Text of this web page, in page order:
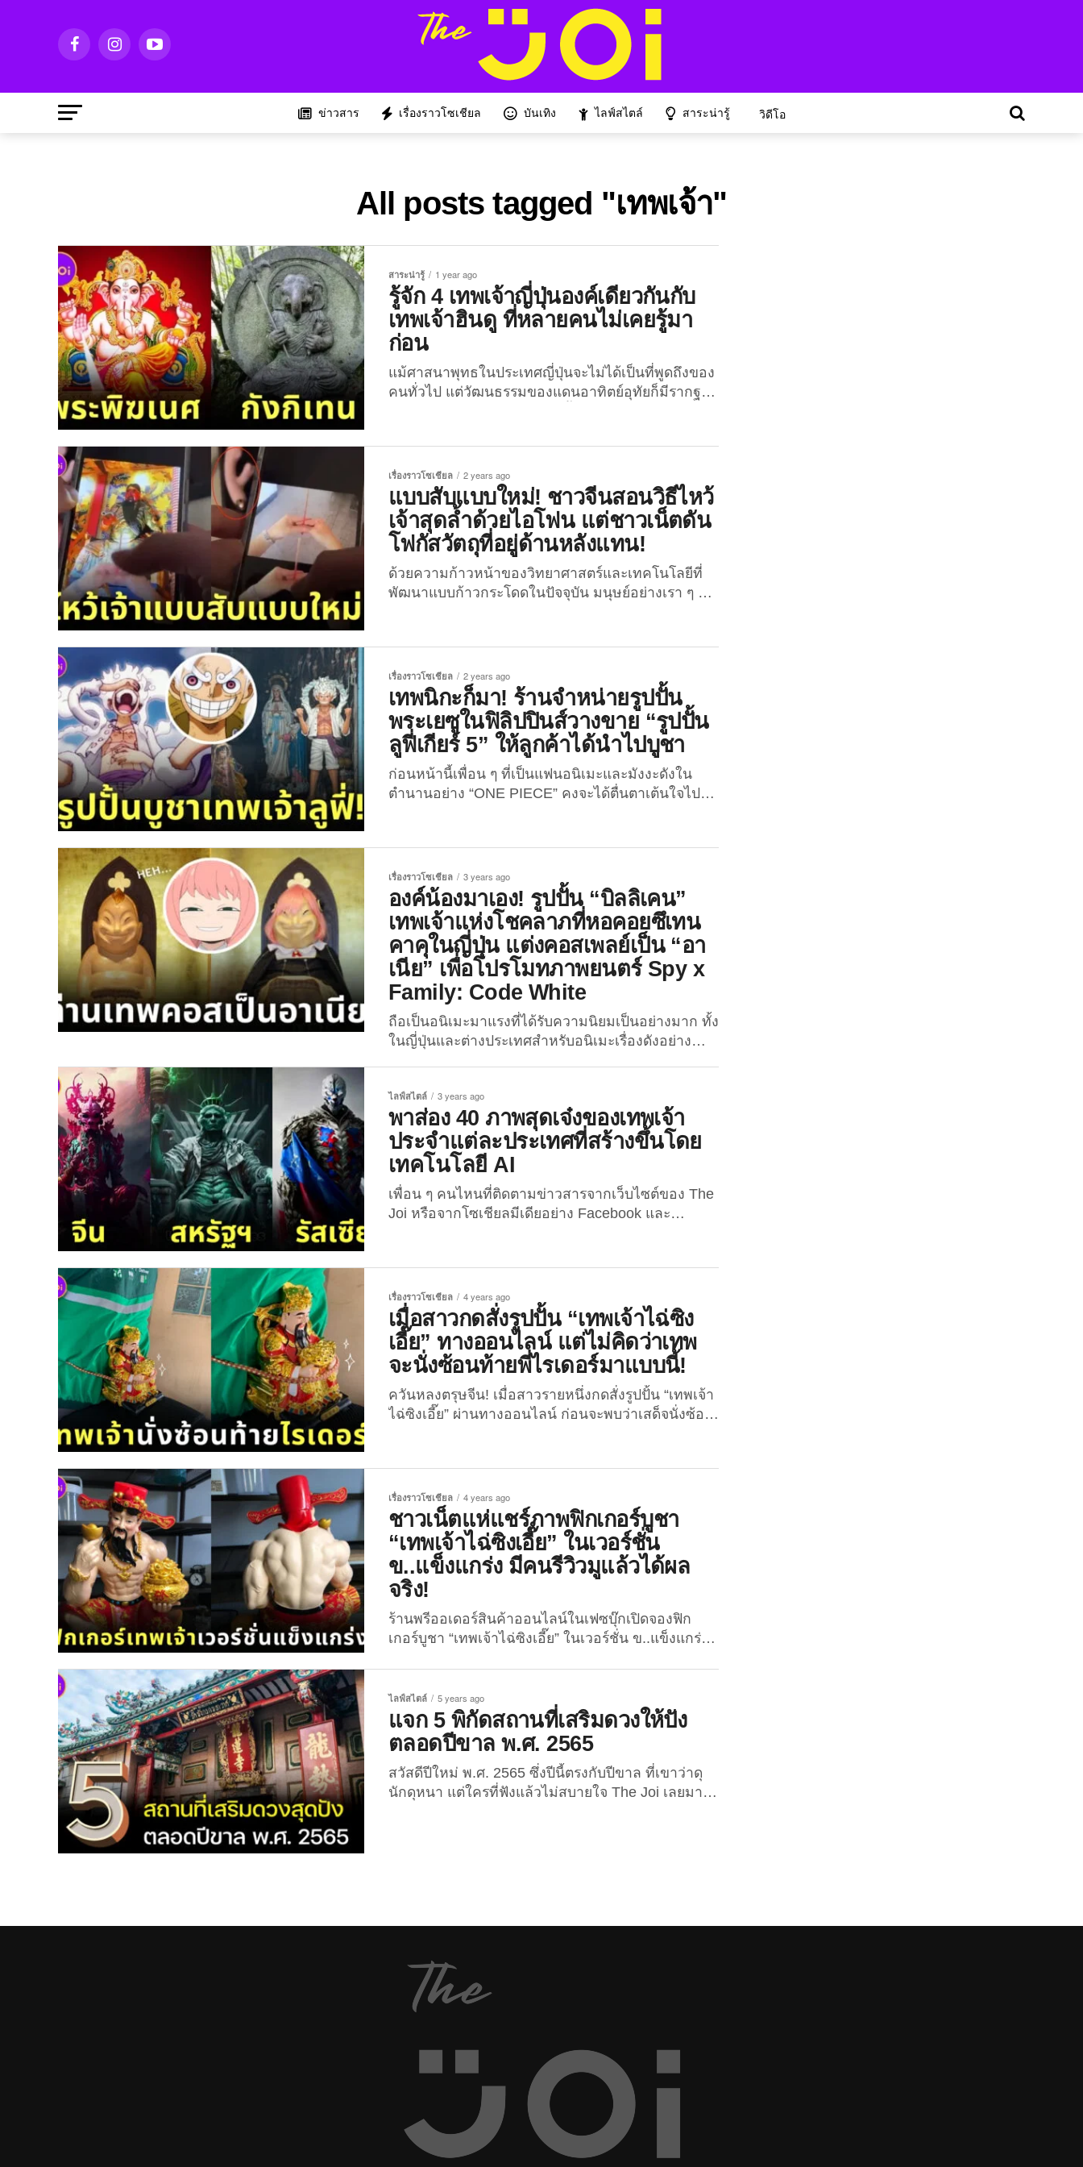
ข่าวสาร เรื่องราวโซเชียล บันเทิง ไลฟ์สไตล์ สาระน่ารู้ วิดีโอ
All posts tagged "เทพเจ้า"
สาระน่ารู้ 1 year ago
รู้จัก 4 เทพเจ้าญี่ปุ่นองค์เดียวกันกับ
เทพเจ้าฮินดู ที่หลายคนไม่เคยรู้มา
ก่อน
แม้ศาสนาพุทธในประเทศญี่ปุ่นจะไม่ได้เป็นที่พูดถึงของ
คนทั่วไป แต่วัฒนธรรมของแดนอาทิตย์อุทัยก็มีรากฐาน
จากข้อมูลล่าสุดของกรมเอเชียตะวันออก กระทรวงการ
ต่างประเทศของประเทศไทย ก็ยังพบว่าแม้เวลาจะผ่าน
มาหลายศตวรรษ แต่คนญี่ปุ่นในปัจจุบันก็ยังคงนับถือ
ศาสนาชินโตเป็นอันดับ 1 (ร้อยละ 70.5) รองลงมาคือ
ศาสนาพุทธ (ร้อยละ 67.2) และศาสนาคริสต์ (ร้อยละ
1.5) ตามลำดับ ด้วยเหตุนี้ จึงทำให้ชาวญี่ปุ่นเชื่อมโยง
ความเชื่อของพุทธศาสนาบางส่วนเข้าผสมผสานกับ
ปรัชญาหลักคำสอนของศาสนาชินโตพื้นบ้าน เช่น
ความเชื่อในเรื่องของพระโพธิสัตว์และทวยเทพใน
ชินโต ซึ่งมีหลายองค์ด้วยกัน...
เรื่องราวโซเชียล 2 years ago
แบบสับแบบใหม่! ชาวจีนสอนวิธีไหว้
เจ้าสุดล้ำด้วยไอโฟน แต่ชาวเน็ตดัน
โฟกัสวัตถุที่อยู่ด้านหลังแทน!
ด้วยความก้าวหน้าของวิทยาศาสตร์และเทคโนโลยีที่
พัฒนาแบบก้าวกระโดดในปัจจุบัน มนุษย์อย่างเรา ๆ ก็
แค่ปลายนิ้ว โดยใช้โทรศัพท์มือถือเพียงเครื่องเดียว!
ย้อนกลับไปเมื่อช่วงต้นปี 2023 คลิปวิดีโอคลิปหนึ่งได้
ถูกโพสต์ลงในกลุ่มเฟซบุ๊ก 好fashion呀你 (คุณเป็นคน
ทันสมัยมาก) และกลายเป็นไวรัลขึ้นมาบนโลกออนไลน์
โดยเป็นคลิปวิดีโอสอนไหว้เจ้าแบบสับแบบใหม่ โดยใช้
ฟีเจอร์ตัดภาพบนไอโฟนในการลบภาพพื้นหลังของรูป
มือที่ถือธูปอยู่ หลังจากนั้นก็มาถึงขั้นตอนที่ศักดิ์สิทธิ์
ที่สุด โดยเจ้าของคลิปได้กดรูปมือที่ถือธูปนี้ค้างไว้ และ
สะดวกสบายสุด ๆ และยังเป็นมิตรต่อสิ่งแวดล้อมอีก
เรื่องราวโซเชียล 2 years ago
เทพนิกะก็มา! ร้านจำหน่ายรูปปั้น
พระเยซูในฟิลิปปินส์วางขาย “รูปปั้น
ลูฟี่เกียร์ 5” ให้ลูกค้าได้นำไปบูชา
ก่อนหน้านี้เพื่อน ๆ ที่เป็นแฟนอนิเมะและมังงะดังใน
ตำนานอย่าง “ONE PIECE” คงจะได้ตื่นตาเต้นใจไปกับ
การ์ตูนชาวฟิลิปปินส์จะทำถึงยิ่งกว่าเดิม ด้วยการวาง
จำหน่ายรูปปั้นลูฟี่ร่างเทพนิกะให้ลูกค้าได้นำไปตั้งบูชา
ที่บ้าน! เมื่อวันที่ 26 มีนาคมที่ผ่านมา ผู้ใช้บัญชี
Reddit ชาวฟิลิปปินส์ชื่อ @jarheadd ได้แชร์ภาพถ่าย
บริเวณหน้าร้านขายอุปกรณ์สำหรับพิธีกรรมทางศาสนา
รวมไปถึงรูปปั้นของบุคคลสำคัญในศาสนาคริสต์ แต่
ความพีคมันอยู่ตรงที่มีรูปปั้นอยู่ตัวหนึ่งที่ตั้งเนียนอยู่ใกล้
ๆ...
เรื่องราวโซเชียล 3 years ago
องค์น้องมาเอง! รูปปั้น “บิลลิเคน”
เทพเจ้าแห่งโชคลาภที่หอคอยซึเทน
คาคุในญี่ปุ่น แต่งคอสเพลย์เป็น “อา
เนีย” เพื่อโปรโมทภาพยนตร์ Spy x
Family: Code White
ถือเป็นอนิเมะมาแรงที่ได้รับความนิยมเป็นอย่างมาก ทั้ง
ในญี่ปุ่นและต่างประเทศสำหรับอนิเมะเรื่องดังอย่าง
ธันวาคมที่จะถึงนี้ ทำให้มีแคมเปญโปรโมทภาพยนตร์ที่
น่าสนใจตามสถานที่ต่าง ๆ ออกมาให้แฟน ๆ ได้ชมกัน
มากมาย อย่างไรก็ตาม อีกหนึ่งแคมเปญที่กลายเป็น
ไวรัลและได้รับความสนใจอย่างล้นหลาม คงหนีไม่พ้น
การโปรโมทภาพยนตร์เรื่องดังกล่าวที่ “จุดชมวิวหอคอย
ซึเทนคาคุ” (Tsutenkaku...
ไลฟ์สไตล์ 3 years ago
พาส่อง 40 ภาพสุดเจ๋งของเทพเจ้า
ประจำแต่ละประเทศที่สร้างขึ้นโดย
เทคโนโลยี AI
เพื่อน ๆ คนไหนที่ติดตามข่าวสารจากเว็บไซต์ของ The
Joi หรือจากโซเชียลมีเดียอย่าง Facebook และ
หรือเป็นวายร้ายตัวฉกาจในโลกแอนิเมชั่นสุดคูลกันไป
แล้ว สำหรับบทความนี้ The Joi จะพาทุกคนไปส่องผล
งานศิลปะจาก AI ของศิลปินดิจิทัลชาวอินเดียที่ชื่อว่า
“ชาอิค ซาเมียร์ (Shaik Sameer)” ชายชาวอินเดียที่ชื่น
ชอบเทคโนโลยี,...
เรื่องราวโซเชียล 4 years ago
เมื่อสาวกดสั่งรูปปั้น “เทพเจ้าไฉ่ซิง
เอี๊ย” ทางออนไลน์ แต่ไม่คิดว่าเทพ
จะนั่งซ้อนท้ายพี่ไรเดอร์มาแบบนี้!
ควันหลงตรุษจีน! เมื่อสาวรายหนึ่งกดสั่งรูปปั้น “เทพเจ้า
ไฉ่ซิงเอี๊ย” ผ่านทางออนไลน์ ก่อนจะพบว่าเสด็จนั่งซ้อน
ตรุษจีน สำหรับเรื่องราวการสั่งซื้อของผ่านพี่ไรเดอร์
ของผู้ใช้งานทวิตเตอร์แอคเคาท์ @i_gubgibth ที่ได้
ออกมาแชร์โมเมนต์ขำขันประมาณว่า เธอได้กดสั่งรูป
ปั้น “เทพเจ้าไฉ่ซิงเอี๊ย” ผ่านทางออนไลน์ โดยทางร้านก็
แจ้งว่าเหลือองค์สุดท้ายที่ตั้งโชว์และไม่มีกล่องให้ ซึ่ง
เธอก็เห็นว่าร้านอยู่ใกล้ก็เลยตัดสินใจกดสั่งและคิดว่า
เดี๋ยวฝากพี่ไรเดอร์อุ้มมาก็คงไม่เป็นไร แต่สุดท้ายพอ
ของมาส่ง ภาพที่เห็นคือช็อตฟีลเธอสุดอะไรสุด เพราะ
เสด็จไม่ได้ถูกอุ้มกลับมาอย่างที่คิด แต่กลับนั่งซ้อนท้าย
พี่ไรเดอร์มาถึงบ้านแบบที่มีเชือกผูกกันตกซะแทน
แน่นอนว่าภาพดังกล่าวทำให้เธออดขำไม่ได้จริง ๆ
เรื่องราวโซเชียล 4 years ago
ชาวเน็ตแห่แชร์ภาพฟิกเกอร์บูชา
“เทพเจ้าไฉ่ซิงเอี๊ย” ในเวอร์ชั่น
ข..แข็งแกร่ง มีคนรีวิวมูแล้วได้ผล
จริง!
ร้านพรีออเดอร์สินค้าออนไลน์ในเฟซบุ๊กเปิดจองฟิก
เกอร์บูชา “เทพเจ้าไฉ่ซิงเอี๊ย” ในเวอร์ชั่น ข..แข็งแกร่ง
ถูกปรับหรือเปลี่ยนแปลงให้เข้ากับยุคสมัยก็คงไม่เกิน
จริง เพราะล่าสุด วงการสายมูในต่างประเทศก็ได้ผลิต
ฟิกเกอร์เทพเจ้าด้านโชคลาภอย่าง “เทพเจ้าไฉ่ซิงเอี๊ย”
ออกมาวางจำหน่ายให้ได้บูชาเช่นเดียวกัน ซึ่งฟิกเกอร์ที่
ว่านี้ไม่ใช่ฟิกเกอร์แบบธรรมดานะ เพราะมีกิมมิคคือ
เป็นฟิกเกอร์ที่ถูกสร้างขึ้นในเวอร์ชั่นแข็งแกร่งกว่าปกติ
ไลฟ์สไตล์ 5 years ago
แจก 5 พิกัดสถานที่เสริมดวงให้ปัง
ตลอดปีขาล พ.ศ. 2565
สวัสดีปีใหม่ พ.ศ. 2565 ซึ่งปีนี้ตรงกับปีขาล ที่เขาว่าดุ
นักดุหนา แต่ใครที่ฟังแล้วไม่สบายใจ The Joi เลยมา